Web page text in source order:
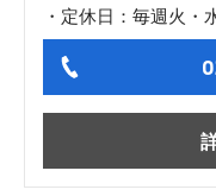
定休日：毎週火・